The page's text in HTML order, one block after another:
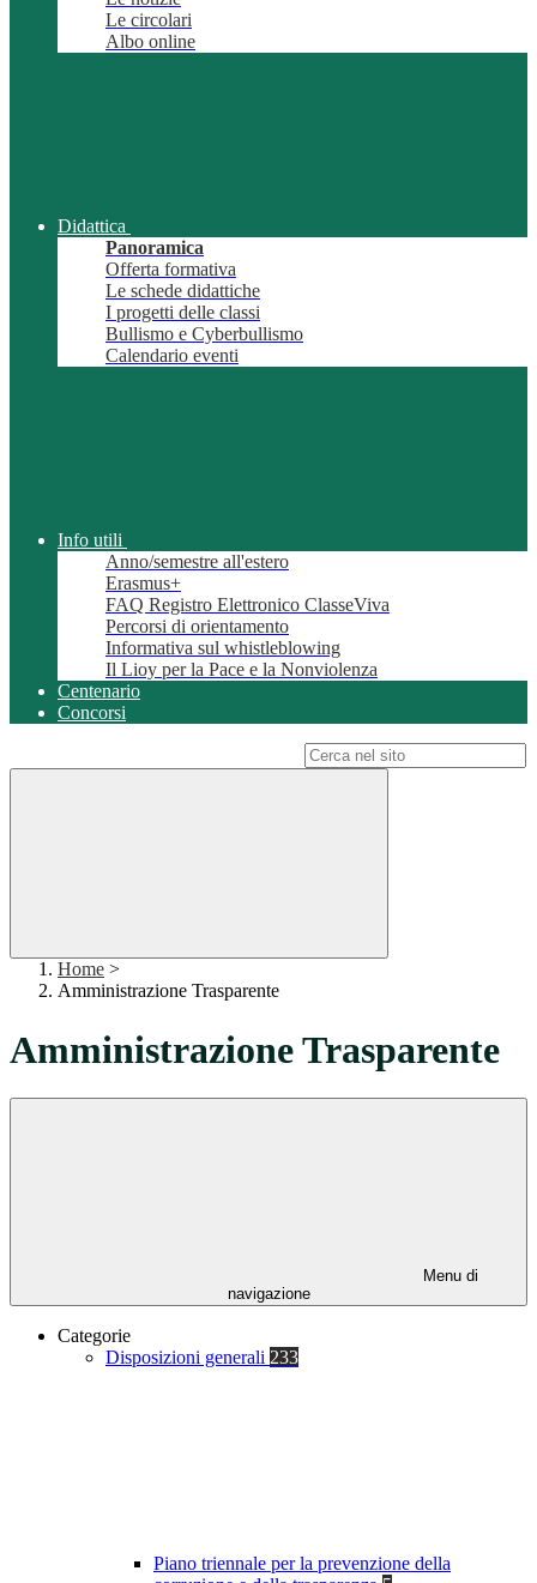
Le circolari
Albo online
Didattica
Panoramica
Offerta formativa
Le schede didattiche
I progetti delle classi
Bullismo e Cyberbullismo
Calendario eventi
Info utili
Anno/semestre all'estero
Erasmus+
FAQ Registro Elettronico ClasseViva
Percorsi di orientamento
Informativa sul whistleblowing
Il Lioy per la Pace e la Nonviolenza
Centenario
Concorsi
Home >
Amministrazione Trasparente
Amministrazione Trasparente
Menu di
navigazione
Categorie
Disposizioni generali 233
Piano triennale per la prevenzione della